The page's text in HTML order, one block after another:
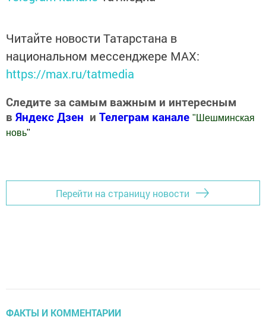
Читайте новости Татарстана в
национальном мессенджере MАХ:
https://max.ru/tatmedia
Следите за самым важным и интересным
в Яндекс Дзен и Телеграм канале "Шешминская
новь"
Перейти на страницу новости
ФАКТЫ И КОММЕНТАРИИ